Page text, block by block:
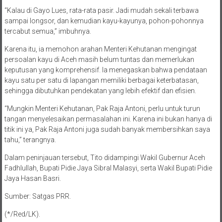
maupun tanah lempung, seperti yang terjadi di Tapanuli Utara.
“Kalau di Gayo Lues, rata-rata pasir. Jadi mudah sekali terbawa
tercabut semua,” imbuhnya.
Karena itu, ia memohon arahan Menteri Kehutanan mengingat
persoalan kayu di Aceh masih belum tuntas dan memerlukan
keputusan yang komprehensif. Ia menegaskan bahwa pendataan
sehingga dibutuhkan pendekatan yang lebih efektif dan efisien.
“Mungkin Menteri Kehutanan, Pak Raja Antoni, perlu untuk turun
tangan menyelesaikan permasalahan ini. Karena ini bukan hanya di
tahu,” terangnya.
Dalam peninjauan tersebut, Tito didampingi Wakil Gubernur Aceh
Jaya Hasan Basri.
Sumber: Satgas PRR.